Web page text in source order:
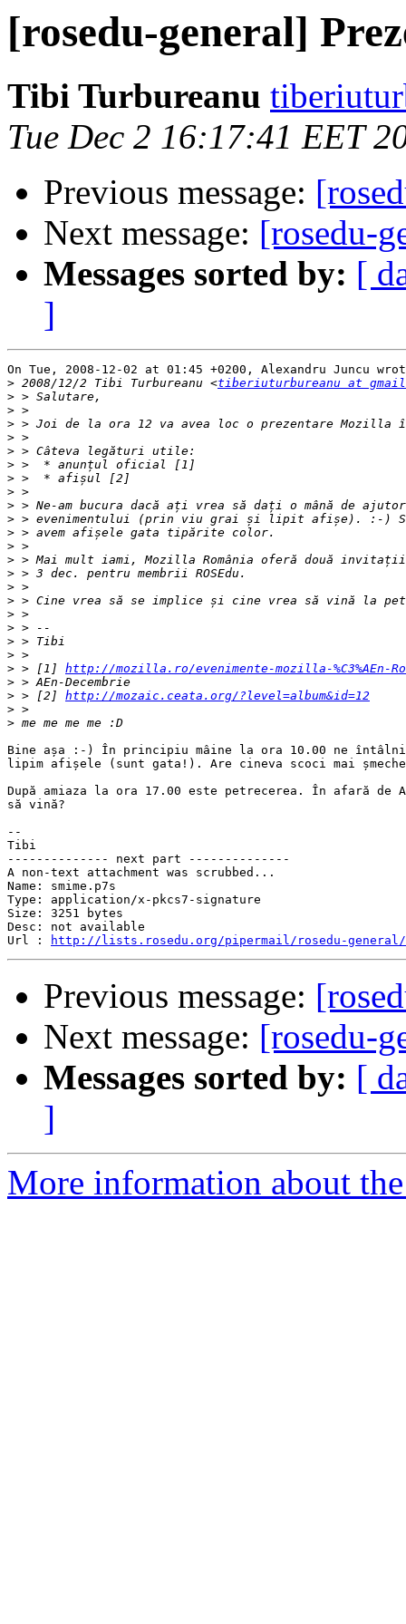
[rosedu-general]
Tibi Turbureanu
Tue Dec 2 16:17:41 EET
Previous message:
Next message: [rosedu-
Messages sorted by: [
]
On Tue, 2008-12-02 at 01:45 +0200, Alexandru Juncu
> 2008/12/2 Tibi Turbureanu <tiberiuturbureanu at
>
>
>
>
>
>
>
>
>
>
>
>
>
>
>
>
>
>
>
>
> > [1] http://mozilla.ro/evenimente-mozilla-%C3%AEn-
>
> > [2] http://mozaic.ceata.org/?level=album&id=12
>
>
Bine așa :-) În principiu mâine la ora 10.00 ne
lipim afișele (sunt gata!). Are cineva scoci mai
După amiaza la ora 17.00 este petrecerea. În afară de
să vină?
--
Tibi
-------------- next part --------------
A non-text attachment was scrubbed...
Name: smime.p7s
Type: application/x-pkcs7-signature
Size: 3251 bytes
Desc: not available
Url :
http://lists.rosedu.org/pipermail/rosedu-general/
Previous message:
Next message: [rosedu-
Messages sorted by: [
]
More information about